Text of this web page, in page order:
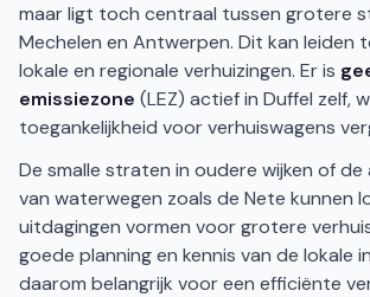
maar ligt toch centraal tussen grotere
Mechelen en Antwerpen. Dit kan leiden
lokale en regionale verhuizingen. Er is
emissiezone (LEZ) actief in Duffel zelf,
toegankelijkheid voor verhuiswagens
De smalle straten in oudere wijken of de
van waterwegen zoals de Nete kunnen
uitdagingen vormen voor grotere
goede planning en kennis van de lokale
daarom belangrijk voor een efficiënte